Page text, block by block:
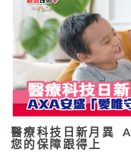
醫療科技日新月異
您的保障跟得上